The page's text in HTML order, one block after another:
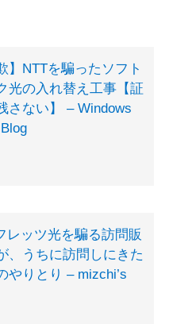
】NTTを騙ったソフト
光の入れ替え工事【証
さない】 – Windows
レッツ光を騙る訪問販
、うちに訪問しにきた
やりとり – mizchi’s